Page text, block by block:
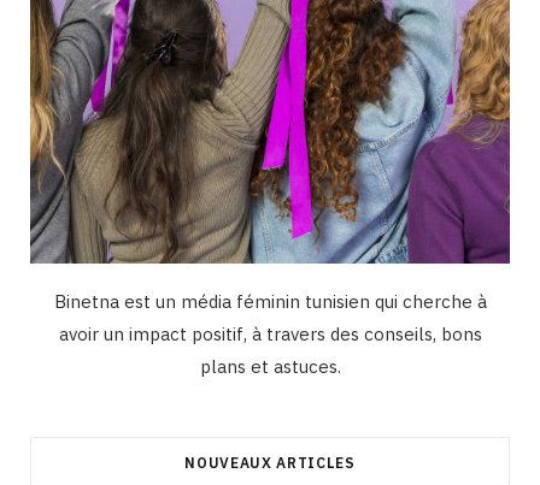
Binetna est un média féminin tunisien qui cherche à
avoir un impact positif, à travers des conseils, bons
plans et astuces.
NOUVEAUX ARTICLES